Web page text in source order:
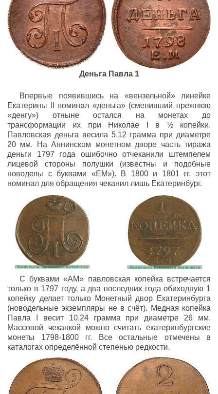
Деньга Павла 1
Впервые появившись на «вензельной» линейке
Екатерины II номинал «деньга» (сменивший прежнюю
«денгу») отныне остался на монетах до
трансформации их при Николае I в ½ копейки.
Павловская деньга весила 5,12 грамма при диаметре
20 мм. На Аннинском монетном дворе часть тиража
деньги 1797 года ошибочно отчеканили штемпелем
лицевой стороны полушки (известны и подобные
новоделы с буквами «ЕМ»). В 1800 и 1801 гг. этот
номинал для обращения чеканил лишь Екатеринбург.
С буквами «АМ» павловская копейка встречается
только в 1797 году, а два последних года обиходную 1
копейку делает только Монетный двор Екатеринбурга
(новодельные экземпляры не в счёт). Медная копейка
Павла I весит 10,24 грамма при диаметре 26 мм.
Массовой чеканкой можно считать екатеринбургские
монеты 1798-1800 гг. Все остальные отмечены в
каталогах определённой степенью редкости.